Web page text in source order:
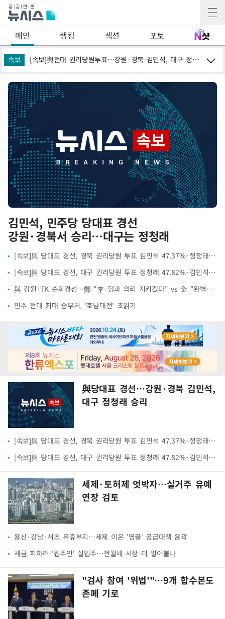
메인 랭킹 섹션 포토
속보與 강원·TK 당원투표 합산 김민석 46.01%로 승리…정청래 44.53% [속보]與전대 권리당원투표…강원·경북 김민석, 대구 정청래 승리
김민석, 민주당 당대표 경선
강원·경북서 승리…대구는 정청래
[속보]與 당대표 경선, 경북 권리당원 투표 김민석 47.37%·정청래 45.71%
[속보]與 당대표 경선, 대구 권리당원 투표 정청래 47.82%·김민석 46.35%
與 강원·TK 순회경선…鄭 "李·당과 의리 지키겠다" vs 金 "완벽한 당정일치"(종합)
민주 전대 최대 승부처, '호남대전' 초읽기
與당대표 경선…강원·경북 김민석,
대구 정청래 승리
[속보]與 당대표 경선, 경북 권리당원 투표 김민석 47.37%·정청래 45.71%
[속보]與 당대표 경선, 대구 권리당원 투표 정청래 47.82%·김민석 46.35%
세제·토허제 엇박자…실거주 유예
연장 검토
용산·강남·서초 유휴부지…세제 이은 '영끌' 공급대책 윤곽
세금 피하려 '집주인' 실입주…전월세 시장 더 얼어붙나
"검사 참여 '위법'"…9개 합수본도
존폐 기로